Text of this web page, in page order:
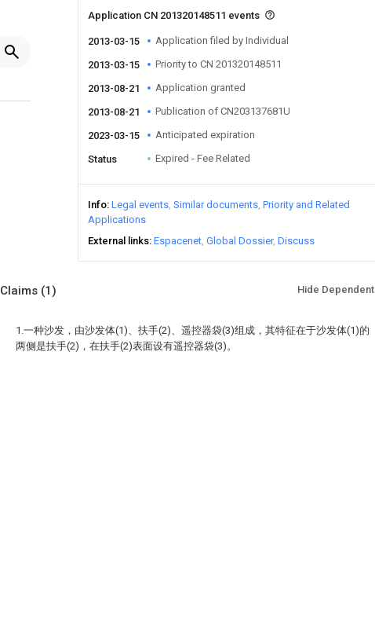
Application CN 201320148511 events
2013-03-15 Application filed by Individual
2013-03-15 Priority to CN 201320148511
2013-08-21 Application granted
2013-08-21 Publication of CN203137681U
2023-03-15 Anticipated expiration
Status Expired - Fee Related
Info Legal events Similar documents Priority and Related
Applications
External links Espacenet Global Dossier Discuss
Claims (1) Hide Dependent
1.一种沙发，由沙发体(1)、扶手(2)、遥控器袋(3)组成，其特征在于沙发体(1)的
两侧是扶手(2)，在扶手(2)表面设有遥控器袋(3)。